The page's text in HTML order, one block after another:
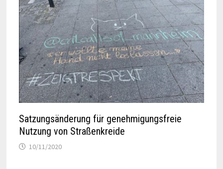
Satzungsänderung für genehmigungsfreie
Nutzung von Straßenkreide
10/11/2020